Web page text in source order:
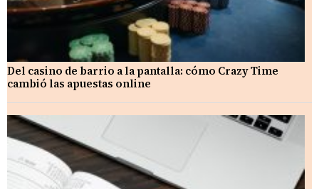
Del casino de barrio a la pantalla: cómo Crazy Time
cambió las apuestas online